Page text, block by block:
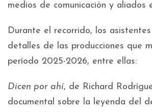
medios de comunicación y aliados
Durante el recorrido, los asistentes
detalles de las producciones que
período 2025-2026, entre ellas:
Dicen por ahí, de Richard
documental sobre la leyenda del